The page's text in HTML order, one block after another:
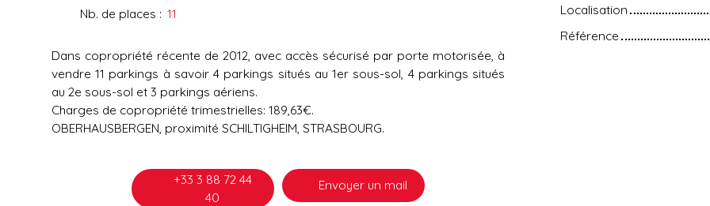
Nb. de places : 11
Dans copropriété récente de 2012, avec accès sécurisé par porte motorisée, à
vendre 11 parkings à savoir 4 parkings situés au 1er sous-sol, 4 parkings situés
au 2e sous-sol et 3 parkings aériens.
Charges de copropriété trimestrielles: 189,63€.
OBERHAUSBERGEN, proximité SCHILTIGHEIM, STRASBOURG.
+33 3 88 72 44
40
Envoyer un mail
Localisation
Référence